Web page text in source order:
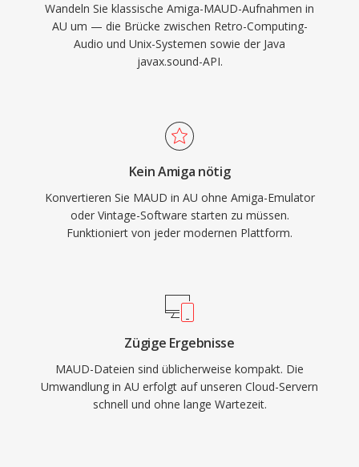
Wandeln Sie klassische Amiga-MAUD-Aufnahmen in
AU um — die Brücke zwischen Retro-Computing-
Audio und Unix-Systemen sowie der Java
javax.sound-API.
Kein Amiga nötig
Konvertieren Sie MAUD in AU ohne Amiga-Emulator
oder Vintage-Software starten zu müssen.
Funktioniert von jeder modernen Plattform.
Zügige Ergebnisse
MAUD-Dateien sind üblicherweise kompakt. Die
Umwandlung in AU erfolgt auf unseren Cloud-Servern
schnell und ohne lange Wartezeit.